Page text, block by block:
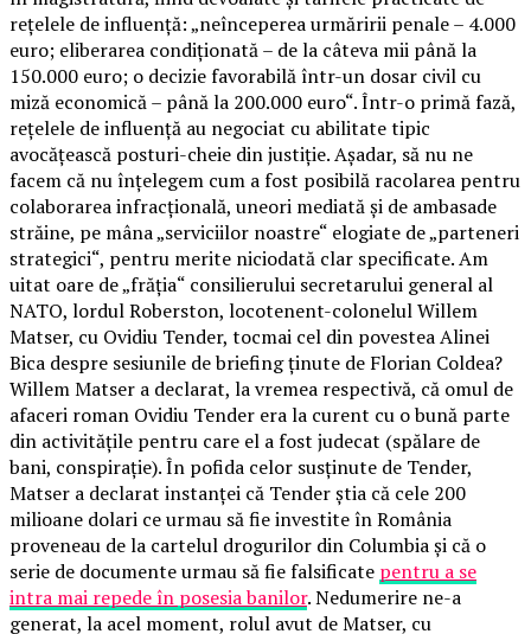
rețelele de influență: „neînceperea urmăririi penale – 4.000
euro; eliberarea condiționată – de la câteva mii până la
150.000 euro; o decizie favorabilă într-un dosar civil cu
miză economică – până la 200.000 euro“. Într-o primă fază,
rețelele de influență au negociat cu abilitate tipic
avocățească posturi-cheie din justiție. Așadar, să nu ne
facem că nu înțelegem cum a fost posibilă racolarea pentru
colaborarea infracțională, uneori mediată și de ambasade
străine, pe mâna „serviciilor noastre“ elogiate de „parteneri
strategici“, pentru merite niciodată clar specificate. Am
uitat oare de „frăția“ consilierului secretarului general al
NATO, lordul Roberston, locotenent-colonelul Willem
Matser, cu Ovidiu Tender, tocmai cel din povestea Alinei
Bica despre sesiunile de briefing ținute de Florian Coldea?
Willem Matser a declarat, la vremea respectivă, că omul de
afaceri roman Ovidiu Tender era la curent cu o bună parte
din activitățile pentru care el a fost judecat (spălare de
bani, conspirație). În pofida celor susținute de Tender,
Matser a declarat instanței că Tender știa că cele 200
milioane dolari ce urmau să fie investite în România
proveneau de la cartelul drogurilor din Columbia și că o
serie de documente urmau să fie falsificate pentru a se
intra mai repede în posesia banilor. Nedumerire ne-a
generat, la acel moment, rolul avut de Matser, cu